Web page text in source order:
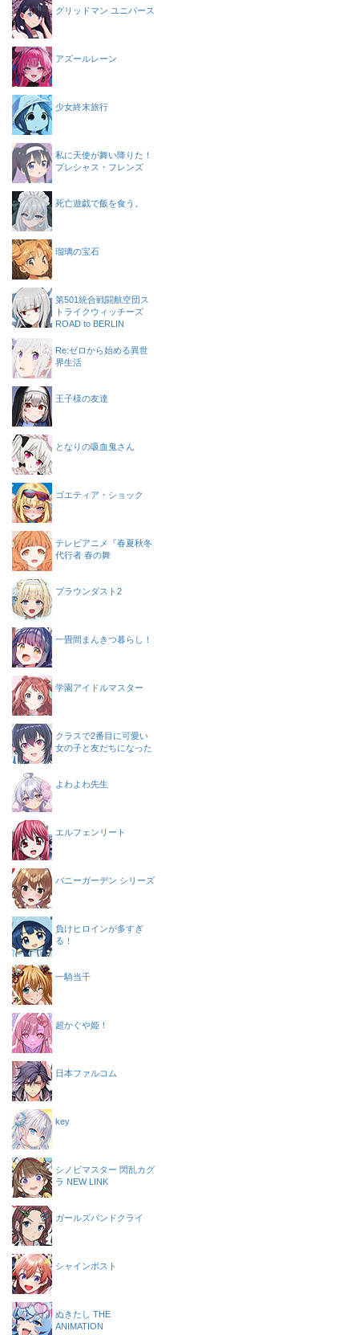
グリッドマン ユニバース
アズールレーン
少女終末旅行
私に天使が舞い降りた！
プレシャス・フレンズ
死亡遊戯で飯を食う。
瑠璃の宝石
第501統合戦闘航空団ス
トライクウィッチーズ
ROAD to BERLIN
Re:ゼロから始める異世
界生活
王子様の友達
となりの吸血鬼さん
ゴエティア・ショック
テレビアニメ『春夏秋冬
代行者 春の舞
ブラウンダスト2
一畳間まんきつ暮らし！
学園アイドルマスター
クラスで2番目に可愛い
女の子と友だちになった
よわよわ先生
エルフェンリート
バニーガーデン シリーズ
負けヒロインが多すぎ
る！
一騎当千
超かぐや姫！
日本ファルコム
key
シノビマスター 閃乱カグ
ラ NEW LINK
ガールズバンドクライ
シャインポスト
ぬきたし THE
ANIMATION